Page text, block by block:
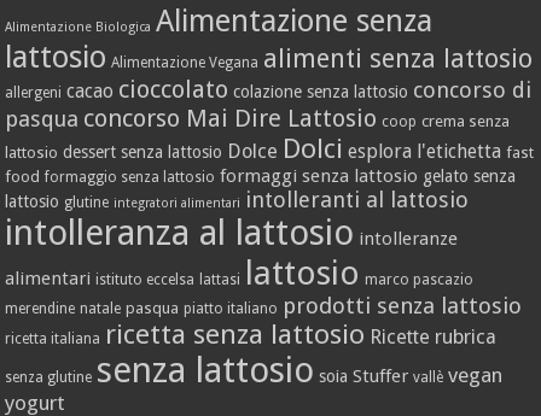
Alimentazione Biologica Alimentazione senza
lattosio Alimentazione Vegana alimenti senza lattosio
allergeni cacao cioccolato colazione senza lattosio concorso di
pasqua concorso Mai Dire Lattosio coop crema senza
lattosio dessert senza lattosio Dolce Dolci esplora l'etichetta fast
food formaggio senza lattosio formaggi senza lattosio gelato senza
lattosio glutine integratori alimentari intolleranti al lattosio
intolleranza al lattosio intolleranze
alimentari istituto eccelsa lattasi lattosio marco pascazio
merendine natale pasqua piatto italiano prodotti senza lattosio
ricetta italiana ricetta senza lattosio Ricette rubrica
senza glutine senza lattosio soia Stuffer vallè vegan
yogurt